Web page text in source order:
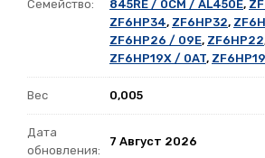
Семейство:
845RE / 0CM / AL450E,
ZF6HP34, ZF6HP32,
ZF6HP26 / 09E, ZF6HP22
ZF6HP19X / 0AT,
Вес 0,005
Дата
обновления:
7 Август 2026